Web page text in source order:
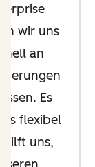
wir uns
an
Es
flexibel
uns,